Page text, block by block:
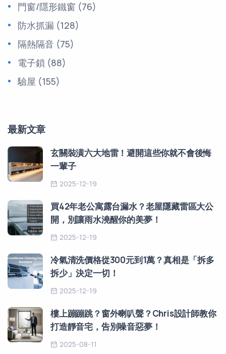
門窗/隱形鐵窗 (76)
防水抓漏 (128)
隔熱隔音 (75)
電子鎖 (88)
驗屋 (155)
最新文章
玄關裝潢六大地雷！避開這些你就不會後悔
一輩子
2025-12-19
買42年老公寓露台漏水？老屋隱藏雷區大公
開，別讓雨水澆醒你的美夢！
2025-12-19
冷氣清洗價格從300元到1萬？真相是「拆多
拆少」決定一切！
2025-12-19
樓上蹦蹦跳？窗外喇叭聲？Chris設計師教你
打造靜音宅，告別噪音惡夢！
2025-08-11